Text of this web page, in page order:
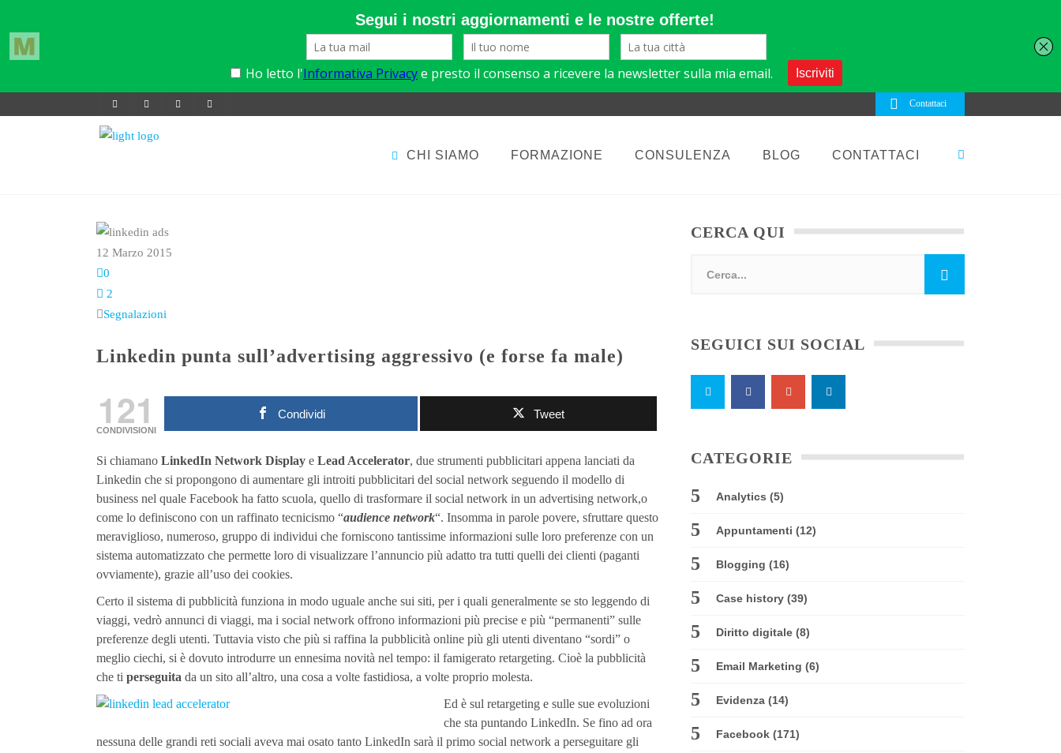
Contattaci
CHI SIAMO FORMAZIONE CONSULENZA BLOG CONTATTACI
12 Marzo 2015
0
2
Segnalazioni
Linkedin punta sull’advertising aggressivo (e forse fa male)
121
CONDIVISIONI
Condividi Tweet
Si chiamano LinkedIn Network Display e Lead Accelerator, due strumenti pubblicitari appena lanciati da
Linkedin che si propongono di aumentare gli introiti pubblicitari del social network seguendo il modello di
business nel quale Facebook ha fatto scuola, quello di trasformare il social network in un advertising network,o
come lo definiscono con un raffinato tecnicismo “audience network“. Insomma in parole povere, sfruttare questo
meraviglioso, numeroso, gruppo di individui che forniscono tantissime informazioni sulle loro preferenze con un
sistema automatizzato che permette loro di visualizzare l’annuncio più adatto tra tutti quelli dei clienti (paganti
ovviamente), grazie all’uso dei cookies.
Certo il sistema di pubblicità funziona in modo uguale anche sui siti, per i quali generalmente se sto leggendo di
viaggi, vedrò annunci di viaggi, ma i social network offrono informazioni più precise e più “permanenti” sulle
preferenze degli utenti. Tuttavia visto che più si raffina la pubblicità online più gli utenti diventano “sordi” o
meglio ciechi, si è dovuto introdurre un ennesima novità nel tempo: il famigerato retargeting. Cioè la pubblicità
che ti perseguita da un sito all’altro, una cosa a volte fastidiosa, a volte proprio molesta.
Ed è sul retargeting e sulle sue evoluzioni
che sta puntando LinkedIn. Se fino ad ora
nessuna delle grandi reti sociali aveva mai osato tanto LinkedIn sarà il primo social network a perseguitare gli
CERCA QUI
SEGUICI SUI SOCIAL
CATEGORIE
Analytics (5)
Appuntamenti (12)
Blogging (16)
Case history (39)
Diritto digitale (8)
Email Marketing (6)
Evidenza (14)
Facebook (171)